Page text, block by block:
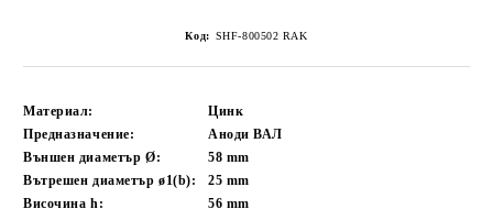
Код: SHF-800502 RAK
Материал:
Цинк
Предназначение:
Аноди ВАЛ
Външен диаметър Ø:
58 mm
Вътрешен диаметър ø1(b):
25 mm
Височина h:
56 mm